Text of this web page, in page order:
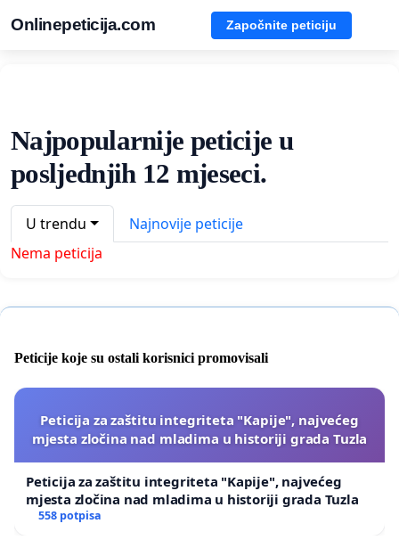
Onlinepeticija.com Započnite peticiju
Najpopularnije peticije u
posljednjih 12 mjeseci.
U trendu
Najnovije peticije
Nema peticija
Peticije koje su ostali korisnici promovisali
Peticija za zaštitu integriteta "Kapije", najvećeg
mjesta zločina nad mladima u historiji grada Tuzla
Peticija za zaštitu integriteta "Kapije", najvećeg
mjesta zločina nad mladima u historiji grada Tuzla
558 potpisa